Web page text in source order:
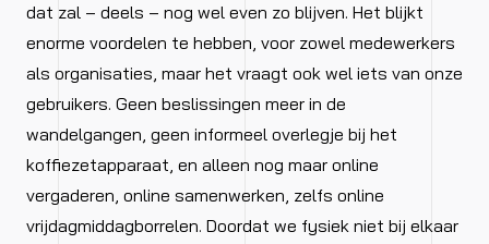
dat zal – deels – nog wel even zo blijven. Het blijkt
enorme voordelen te hebben, voor zowel medewerkers
als organisaties, maar het vraagt ook wel iets van onze
gebruikers. Geen beslissingen meer in de
wandelgangen, geen informeel overlegje bij het
koffiezetapparaat, en alleen nog maar online
vergaderen, online samenwerken, zelfs online
vrijdagmiddagborrelen. Doordat we fysiek niet bij elkaar